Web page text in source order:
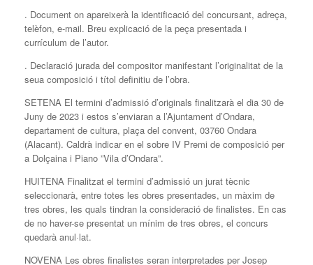
. Document on apareixerà la identificació del concursant, adreça,
telèfon, e-mail. Breu explicació de la peça presentada i
currículum de l’autor.
. Declaració jurada del compositor manifestant l’originalitat de la
seua composició i títol definitiu de l’obra.
SETENA El termini d’admissió d’originals finalitzarà el dia 30 de
Juny de 2023 i estos s’enviaran a l’Ajuntament d’Ondara,
departament de cultura, plaça del convent, 03760 Ondara
(Alacant). Caldrà indicar en el sobre IV Premi de composició per
a Dolçaina i Piano ”Vila d’Ondara”.
HUITENA Finalitzat el termini d’admissió un jurat tècnic
seleccionarà, entre totes les obres presentades, un màxim de
tres obres, les quals tindran la consideració de finalistes. En cas
de no haver-se presentat un mínim de tres obres, el concurs
quedarà anul·lat.
NOVENA Les obres finalistes seran interpretades per Josep